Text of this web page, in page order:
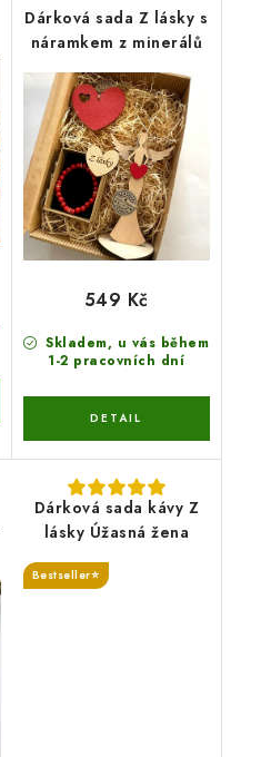
Dárková sada Z lásky s
náramkem z minerálů
Skladem, u vás během
1-2 pracovních dní
549 Kč
Dárková sada kávy Z
lásky Úžasná žena
Bestseller⭐